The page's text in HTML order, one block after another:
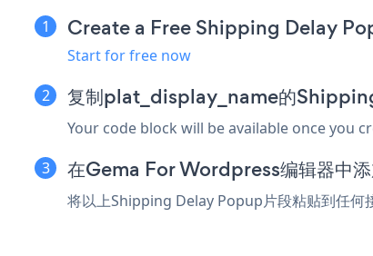
Create a Free Shipping Delay
Start for free now
复制plat_display_name的
Your code block will be available once you
在Gema For Wordpress编辑器中
将以上Shipping Delay Popup片段粘贴到任